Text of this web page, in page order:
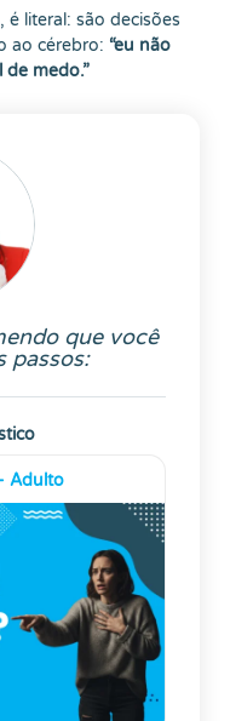
literal: são decisões
ao cérebro: “eu não
medo.”
que você
passos:
Adulto